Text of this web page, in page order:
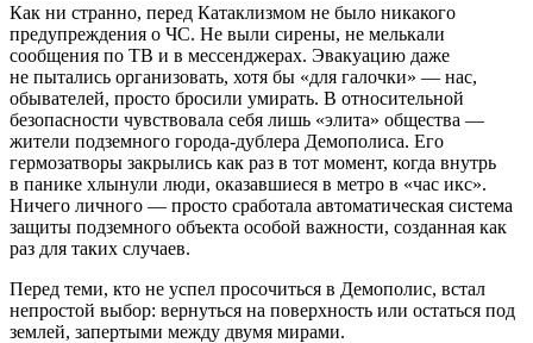
Как ни странно, перед Катаклизмом не было никакого
предупреждения о ЧС. Не выли сирены, не мелькали
сообщения по ТВ и в мессенджерах. Эвакуацию даже
не пытались организовать, хотя бы «для галочки» — нас,
обывателей, просто бросили умирать. В относительной
безопасности чувствовала себя лишь «элита» общества —
жители подземного города-дублера Демополиса. Его
гермозатворы закрылись как раз в тот момент, когда внутрь
в панике хлынули люди, оказавшиеся в метро в «час икс».
Ничего личного — просто сработала автоматическая система
защиты подземного объекта особой важности, созданная как
раз для таких случаев.
Перед теми, кто не успел просочиться в Демополис, встал
непростой выбор: вернуться на поверхность или остаться под
землей, запертыми между двумя мирами.